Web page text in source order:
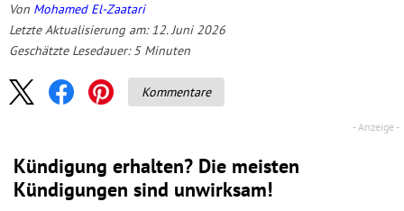
Von Mohamed El-Zaatari
Letzte Aktualisierung am: 12. Juni 2026
Geschätzte Lesedauer: 5 Minuten
Kommentare
Kündigung erhalten? Die meisten
Kündigungen sind unwirksam!